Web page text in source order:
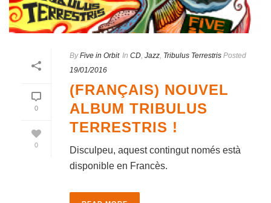
0
0
ByFive in Orbit In CD Jazz Tribulus Terrestris Posted
19/01/2016
(FRANÇAIS) NOUVEL
ALBUM TRIBULUS
TERRESTRIS !
Disculpeu, aquest contingut només està
disponible en Francès.